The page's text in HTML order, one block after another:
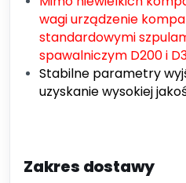
wagi urządzenie
standardowymi
spawalniczym D200 i
Stabilne parametry
uzyskanie wysokiej
Zakres dostawy